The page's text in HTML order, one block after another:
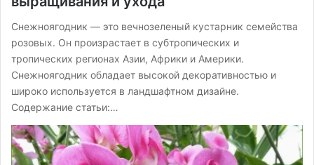
Снежноягодник — это вечнозеленый кустарник семейства
розовых. Он произрастает в субтропических и
тропических регионах Азии, Африки и Америки.
Снежноягодник обладает высокой декоративностью и
широко используется в ландшафтном дизайне.
Содержание статьи:…